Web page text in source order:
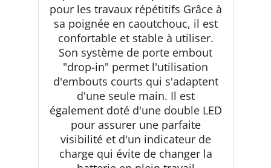
pour les travaux répétitifs Grâce à
sa poignée en caoutchouc, il est
confortable et stable à utiliser.
Son système de porte embout
"drop-in" permet l'utilisation
d'embouts courts qui s'adaptent
d'une seule main. Il est
également doté d'une double LED
pour assurer une parfaite
visibilité et d'un indicateur de
charge qui évite de changer la